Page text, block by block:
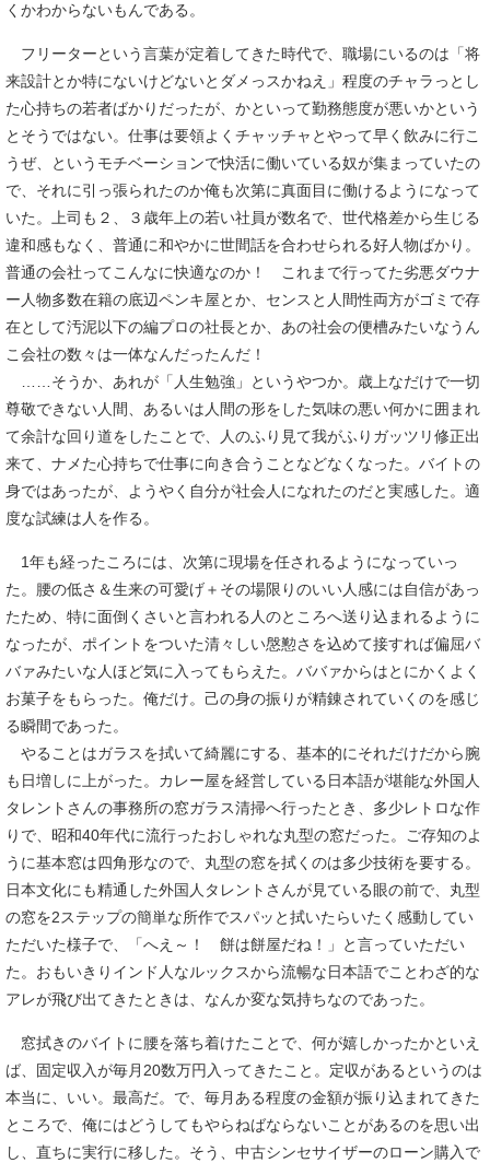
くかわからないもんである。
フリーターという言葉が定着してきた時代で、職場にいるのは「将
来設計とか特にないけどないとダメっスかねえ」程度のチャラっとし
た心持ちの若者ばかりだったが、かといって勤務態度が悪いかという
とそうではない。仕事は要領よくチャッチャとやって早く飲みに行こ
うぜ、というモチベーションで快活に働いている奴が集まっていたの
で、それに引っ張られたのか俺も次第に真面目に働けるようになって
いた。上司も２、３歳年上の若い社員が数名で、世代格差から生じる
違和感もなく、普通に和やかに世間話を合わせられる好人物ばかり。
普通の会社ってこんなに快適なのか！ これまで行ってた劣悪ダウナ
ー人物多数在籍の底辺ペンキ屋とか、センスと人間性両方がゴミで存
在として汚泥以下の編プロの社長とか、あの社会の便槽みたいなうん
こ会社の数々は一体なんだったんだ！
……そうか、あれが「人生勉強」というやつか。歳上なだけで一切
尊敬できない人間、あるいは人間の形をした気味の悪い何かに囲まれ
て余計な回り道をしたことで、人のふり見て我がふりガッツリ修正出
来て、ナメた心持ちで仕事に向き合うことなどなくなった。バイトの
身ではあったが、ようやく自分が社会人になれたのだと実感した。適
度な試練は人を作る。
1年も経ったころには、次第に現場を任されるようになっていっ
た。腰の低さ＆生来の可愛げ＋その場限りのいい人感には自信があっ
たため、特に面倒くさいと言われる人のところへ送り込まれるように
なったが、ポイントをついた清々しい慇懃さを込めて接すれば偏屈バ
バァみたいな人ほど気に入ってもらえた。ババァからはとにかくよく
お菓子をもらった。俺だけ。己の身の振りが精錬されていくのを感じ
る瞬間であった。
やることはガラスを拭いて綺麗にする、基本的にそれだけだから腕
も日増しに上がった。カレー屋を経営している日本語が堪能な外国人
タレントさんの事務所の窓ガラス清掃へ行ったとき、多少レトロな作
りで、昭和40年代に流行ったおしゃれな丸型の窓だった。ご存知のよ
うに基本窓は四角形なので、丸型の窓を拭くのは多少技術を要する。
日本文化にも精通した外国人タレントさんが見ている眼の前で、丸型
の窓を2ステップの簡単な所作でスパッと拭いたらいたく感動してい
ただいた様子で、「へえ～！ 餅は餅屋だね！」と言っていただい
た。おもいきりインド人なルックスから流暢な日本語でことわざ的な
アレが飛び出てきたときは、なんか変な気持ちなのであった。
窓拭きのバイトに腰を落ち着けたことで、何が嬉しかったかといえ
ば、固定収入が毎月20数万円入ってきたこと。定収があるというのは
本当に、いい。最高だ。で、毎月ある程度の金額が振り込まれてきた
ところで、俺にはどうしてもやらねばならないことがあるのを思い出
し、直ちに実行に移した。そう、中古シンセサイザーのローン購入で